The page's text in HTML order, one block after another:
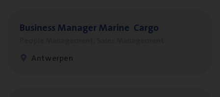
Busi­ness Mana­ger Mari­ne Cargo
Antwerpen